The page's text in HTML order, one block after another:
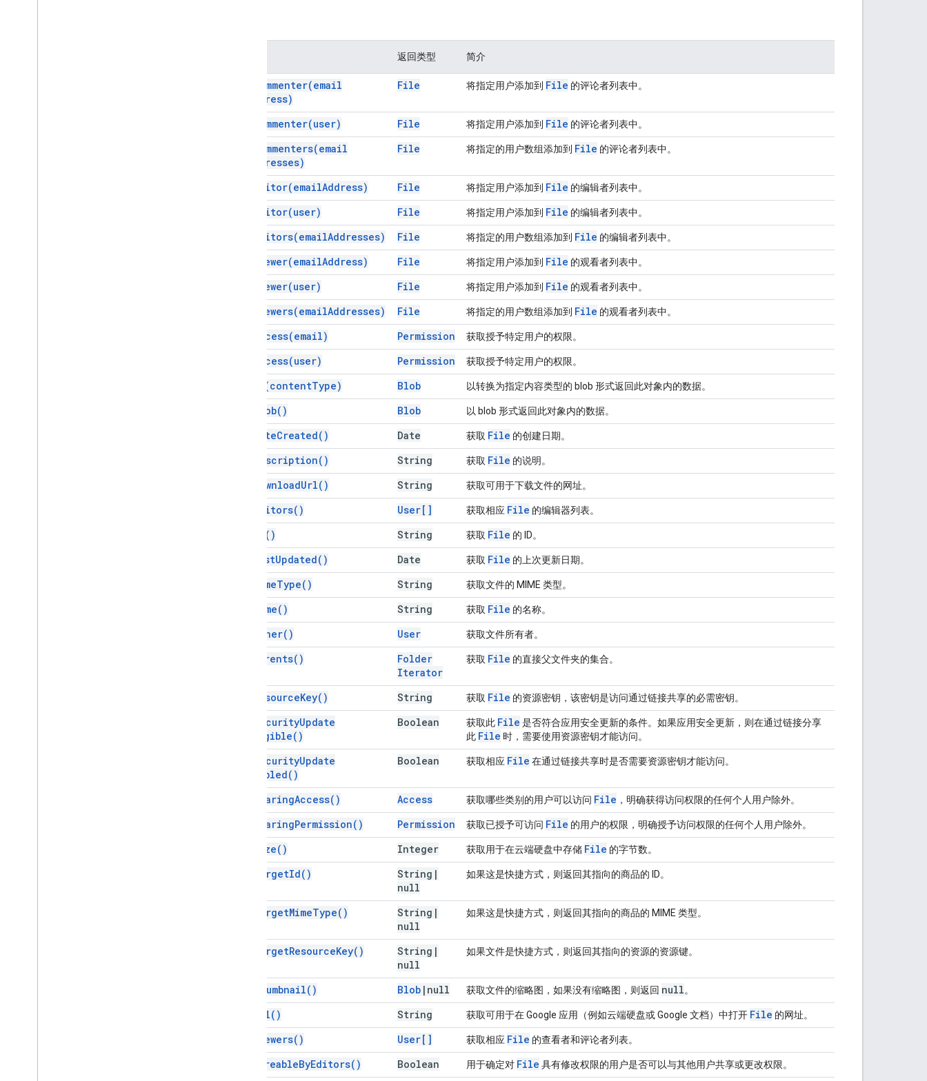
返回类型 简介
Commenter(email
Address)
File 将指定用户添加到 File 的评论者列表中。
Commenter(user) File 将指定用户添加到 File 的评论者列表中。
Commenters(email
Addresses)
File 将指定的用户数组添加到 File 的评论者列表中。
Editor(emailAddress) File 将指定用户添加到 File 的编辑者列表中。
Editor(user) File 将指定用户添加到 File 的编辑者列表中。
Editors(emailAddresses) File 将指定的用户数组添加到 File 的编辑者列表中。
Viewer(emailAddress) File 将指定用户添加到 File 的观看者列表中。
Viewer(user) File 将指定用户添加到 File 的观看者列表中。
Viewers(emailAddresses) File 将指定的用户数组添加到 File 的观看者列表中。
Access(email) Permission 获取授予特定用户的权限。
Access(user) Permission 获取授予特定用户的权限。
As(contentType) Blob 以转换为指定内容类型的 blob 形式返回此对象内的数据。
Blob( ) Blob 以 blob 形式返回此对象内的数据。
DateCreated( ) Date 获取 File 的创建日期。
Description( ) String 获取 File 的说明。
DownloadUrl( ) String 获取可用于下载文件的网址。
Editors( ) User[] 获取相应 File 的编辑器列表。
Id( ) String 获取 File 的 ID。
LastUpdated( ) Date 获取 File 的上次更新日期。
MimeType( ) String 获取文件的 MIME 类型。
Name( ) String 获取 File 的名称。
Owner( ) User 获取文件所有者。
Parents( )
Folder
Iterator
获取 File 的直接父文件夹的集合。
ResourceKey( ) String 获取 File 的资源密钥，该密钥是访问通过链接共享的必需密钥。
SecurityUpdate
Eligible( )
Boolean 获取此 File 是否符合应用安全更新的条件。如果应用安全更新，则在通过链接分享
此 File 时，需要使用资源密钥才能访问。
SecurityUpdate
Enabled( )
Boolean 获取相应 File 在通过链接共享时是否需要资源密钥才能访问。
SharingAccess( ) Access 获取哪些类别的用户可以访问 File ，明确获得访问权限的任何个人用户除外。
SharingPermission( ) Permission 获取已授予可访问 File 的用户的权限，明确授予访问权限的任何个人用户除外。
Size( ) Integer 获取用于在云端硬盘中存储 File 的字节数。
TargetId( ) String |
null
如果这是快捷方式，则返回其指向的商品的 ID。
TargetMimeType( ) String |
null
如果这是快捷方式，则返回其指向的商品的 MIME 类型。
TargetResourceKey( ) String |
null
如果文件是快捷方式，则返回其指向的资源的资源键。
Thumbnail( ) Blob | null 获取文件的缩略图，如果没有缩略图，则返回 null。
Url( ) String 获取可用于在 Google 应用（例如云端硬盘或 Google 文档）中打开 File 的网址。
Viewers( ) User[] 获取相应 File 的查看者和评论者列表。
ShareableByEditors( ) Boolean 用于确定对 File 具有修改权限的用户是否可以与其他用户共享或更改权限。